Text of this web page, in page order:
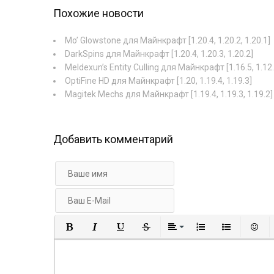
Похожие новости
Mo’ Glowstone для Майнкрафт [1.20.4, 1.20.2, 1.20.1]
DarkSpins для Майнкрафт [1.20.4, 1.20.3, 1.20.2]
Meldexun’s Entity Culling для Майнкрафт [1.16.5,
OptiFine HD для Майнкрафт [1.20, 1.19.4, 1.19.3]
Magitek Mechs для Майнкрафт [1.19.4, 1.19.3, 1.19.2]
Добавить комментарий
Полужирный
КурсивПодчеркнутый
ЗачеркнутыйВыравнивание